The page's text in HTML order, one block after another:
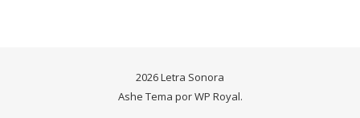
2026 Letra Sonora
Ashe Tema porWP Royal.